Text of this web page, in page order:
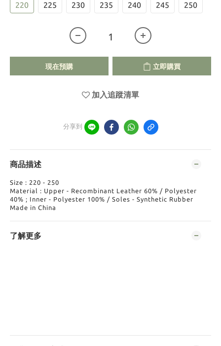
220 225 230 235 240 245 250
現在預購 立即購買
加入追蹤清單
分享到
商品描述
Size : 220 - 250
Material : Upper - Recombinant Leather 60% / Polyester
40% ; Inner - Polyester 100% / Soles - Synthetic Rubber
Made in China
了解更多